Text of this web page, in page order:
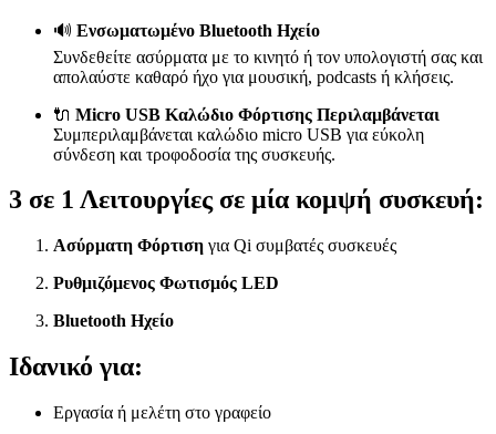
🔊 Ενσωματωμένο Bluetooth Ηχείο
Συνδεθείτε ασύρματα με το κινητό ή τον υπολογιστή σας και
απολαύστε καθαρό ήχο για μουσική, podcasts ή κλήσεις.
🔌 Micro USB Καλώδιο Φόρτισης Περιλαμβάνεται
Συμπεριλαμβάνεται καλώδιο micro USB για εύκολη
σύνδεση και τροφοδοσία της συσκευής.
3 σε 1 Λειτουργίες σε μία κομψή συσκευή:
Ασύρματη Φόρτιση για Qi συμβατές συσκευές
Ρυθμιζόμενος Φωτισμός LED
Bluetooth Ηχείο
Ιδανικό για:
Εργασία ή μελέτη στο γραφείο